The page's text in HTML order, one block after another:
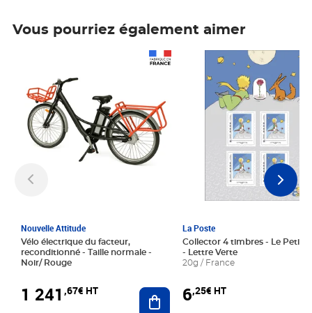
Vous pourriez également aimer
Nouvelle Attitude
Vélo électrique du facteur,
reconditionné - Taille normale -
Noir/ Rouge
1 241 ,67€ HT Ajouter au panier
La Poste
Collector 4 timbres - Le Petit
- Lettre Verte
20g / France
6,25€ HT
Prix 6,25€ HT